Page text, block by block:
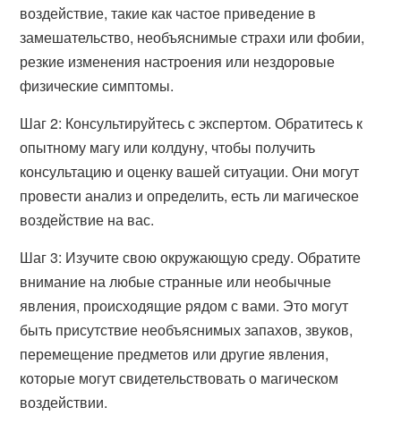
воздействие, такие как частое приведение в
замешательство, необъяснимые страхи или фобии,
резкие изменения настроения или нездоровые
физические симптомы.
Шаг 2: Консультируйтесь с экспертом. Обратитесь к
опытному магу или колдуну, чтобы получить
консультацию и оценку вашей ситуации. Они могут
провести анализ и определить, есть ли магическое
воздействие на вас.
Шаг 3: Изучите свою окружающую среду. Обратите
внимание на любые странные или необычные
явления, происходящие рядом с вами. Это могут
быть присутствие необъяснимых запахов, звуков,
перемещение предметов или другие явления,
которые могут свидетельствовать о магическом
воздействии.